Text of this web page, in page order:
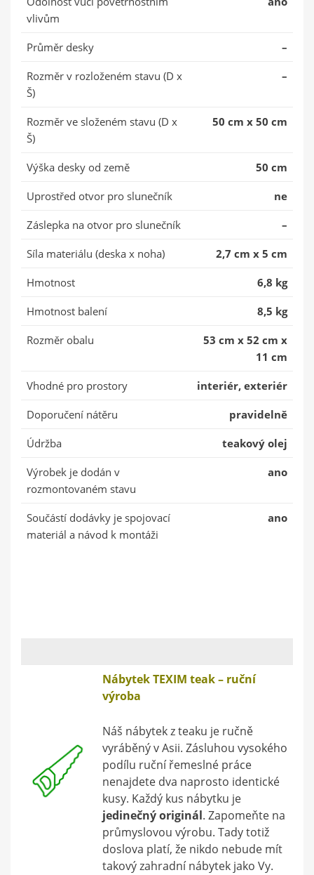
vlivům
Průměr desky –
Rozměr v rozloženém stavu (D x
Š)
–
Rozměr ve složeném stavu (D x
Š)
50 cm x 50 cm
Výška desky od země 50 cm
Uprostřed otvor pro slunečník ne
Záslepka na otvor pro slunečník –
Síla materiálu (deska x noha) 2,7 cm x 5 cm
Hmotnost 6,8 kg
Hmotnost balení 8,5 kg
Rozměr obalu
53 cm x 52 cm x
11 cm
Vhodné pro prostory interiér, exteriér
Doporučení nátěru pravidelně
Údržba teakový olej
Výrobek je dodán v
rozmontovaném stavu
ano
Součástí dodávky je spojovací
materiál a návod k montáži
ano
Nábytek TEXIM teak – ruční
výroba
Náš nábytek z teaku je ručně
vyráběný v Asii. Zásluhou vysokého
podílu ruční řemeslné práce
nenajdete dva naprosto identické
kusy. Každý kus nábytku je
jedinečný originál. Zapomeňte na
průmyslovou výrobu. Tady totiž
doslova platí, že nikdo nebude mít
takový zahradní nábytek jako Vy.